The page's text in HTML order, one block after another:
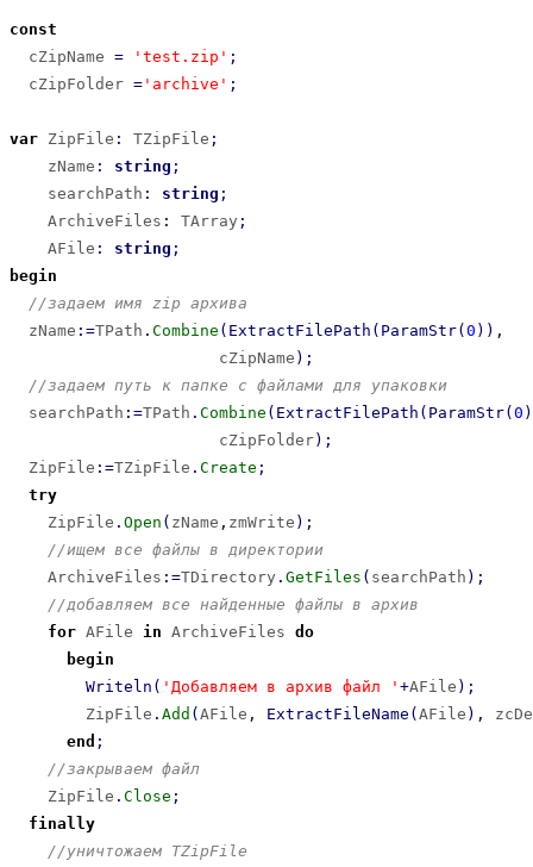
const
  cZipName
= 'test.zip' ;
  cZipFolder
= 'archive' ;
var ZipFile : TZipFile ;
    zName
: string ;
    searchPath
: string ;
    ArchiveFiles
: TArray ;
    AFile
: string ;
begin
//задаем имя zip архива
  zName
: =TPath . Combine ( ExtractFilePath ( ParamStr(0 ) ) ,
                      cZipName
) ;
//задаем путь к папке с файлами для упаковки
  searchPath
: =TPath . Combine ( ExtractFilePath ( ParamStr(0 )
                      cZipFolder
) ;
  ZipFile
: =TZipFile . Create ;
try
    ZipFile
. Open ( zName , zmWrite ) ;
//ищем все файлы в директории
    ArchiveFiles
: =TDirectory . GetFiles ( searchPath ) ;
//добавляем все найденные файлы в архив
for AFile in ArchiveFiles do
begin
Writeln ( 'Добавляем в архив файл ' +AFile ) ;
        ZipFile
. Add (AFile , ExtractFileName (AFile ) ,
end ;
//закрываем файл
    ZipFile
. Close ;
finally
//уничтожаем TZipFile